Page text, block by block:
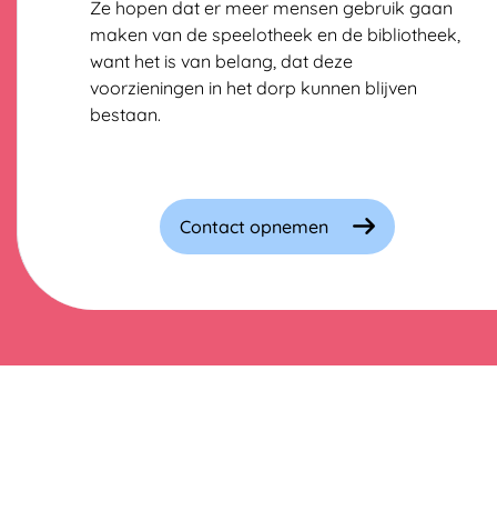
Ze hopen dat er meer mensen gebruik gaan
maken van de speelotheek en de bibliotheek,
want het is van belang, dat deze
voorzieningen in het dorp kunnen blijven
bestaan.
Contact opnemen